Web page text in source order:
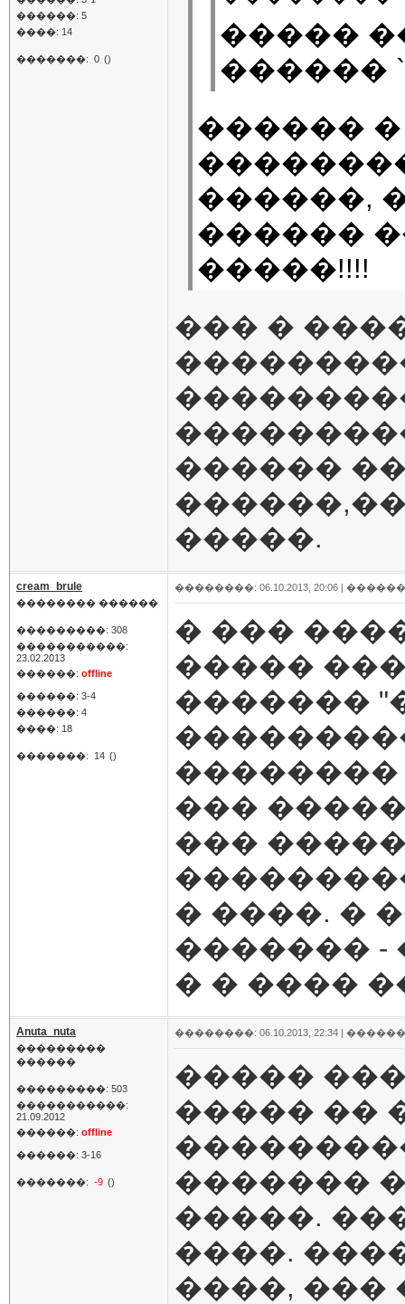
������: 5
����: 14
�������: 0 ()
�����
������
������
������,
������
�����!!!!
��� �
������
�����.
cream_brule
�������� ������
���������: 308
�����������:
23.02.2013
������: offline
������: 3-4
������: 4
����: 18
�������: 14 ()
��������: 06.10.2013, 20:06 |
� ���
�����
�������
��������
��� �����
���
� ����. �
������� -
� � ����
Anuta_nuta
���������
������
���������: 503
�����������:
21.09.2012
������: offline
������: 3-16
�������: -9 ()
��������: 06.10.2013, 22:34 |
�����
����� ��
�������
�����.
����.
����, ���